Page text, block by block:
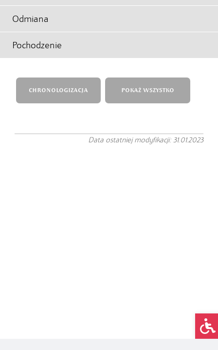
Odmiana
Pochodzenie
CHRONOLOGIZACJA POKAŻ WSZYSTKO
Data ostatniej modyfikacji: 31.01.2023